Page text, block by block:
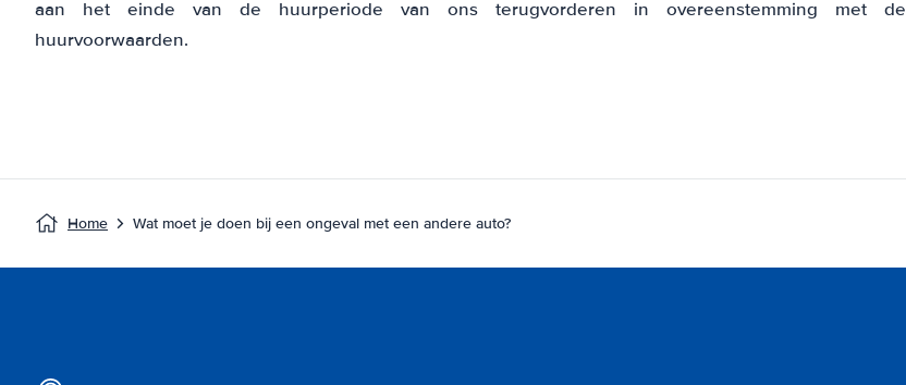
aan het einde van de huurperiode van ons terugvorderen in overeenstemming met de
huurvoorwaarden.
Home Wat moet je doen bij een ongeval met een andere auto?